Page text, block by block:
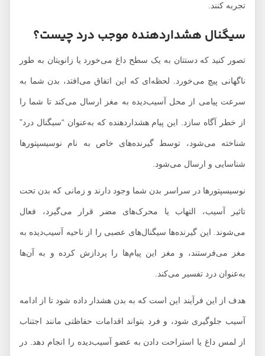
تجربه کنند.
سیگنال هشداردهنده موجب درد چیست؟
تصور کنید که دستتان به یک سطح داغ می‌خورد یا زانویتان به طور
ناگهانی پیچ می‌خورد. لحظه‌ای که این اتفاق می‌افتد، بدن شما به
سرعت پیامی از محل آسیب‌دیده به مغز ارسال می‌کند تا شما را
از خطر آگاه سازد. این پیام هشداردهنده که به‌عنوان “سیگنال درد”
شناخته می‌شود، توسط گیرنده‌های خاص به نام نوسیسپتورها
شناسایی و ارسال می‌شود.
نوسیسپتورها در سراسر بدن شما وجود دارند و زمانی که بدن تحت
تاثیر آسیب، التهاب یا محرک‌های مضر قرار می‌گیرد، فعال
می‌شوند. این گیرنده‌ها سیگنال‌های عصبی را از ناحیه آسیب‌دیده به
مغز می‌فرستند، و مغز این پیام‌ها را پردازش کرده و به آن‌ها
به‌عنوان درد تفسیر می‌کند.
هدف از این فرآیند این است که به بدن هشدار داده شود تا از ادامه
آسیب جلوگیری شود، و فرد بتواند اقدامات حفاظتی مانند اجتناب
از لمس داغ یا استراحت دادن به عضو آسیب‌دیده را انجام دهد. در